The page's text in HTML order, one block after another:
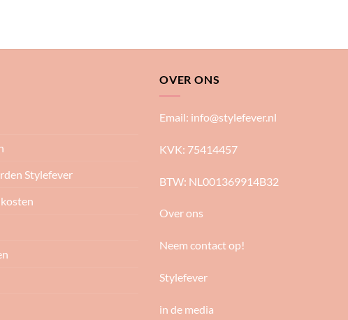
Stylefever
OVER ONS
Email: info@stylefever.nl
KVK: 75414457
BTW: NL001369914B32
Over ons
Neem contact op!
Stylefever
in de media